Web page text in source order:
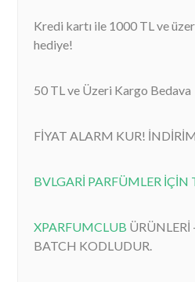
Kredi kartı ile 1000 TL ve
hediye!
50 TL ve Üzeri Kargo Bedava
FİYAT ALARM KUR!
BVLGARİ PARFÜMLER İÇİN
XPARFUMCLUB
BATCH KODLUDUR.